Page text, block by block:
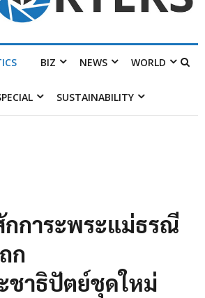
BIZ NEWS WORLD
SUSTAINABILITY
กการะพระแม่ธรณี
ก
ชาธิปัตย์ชุดใหม่